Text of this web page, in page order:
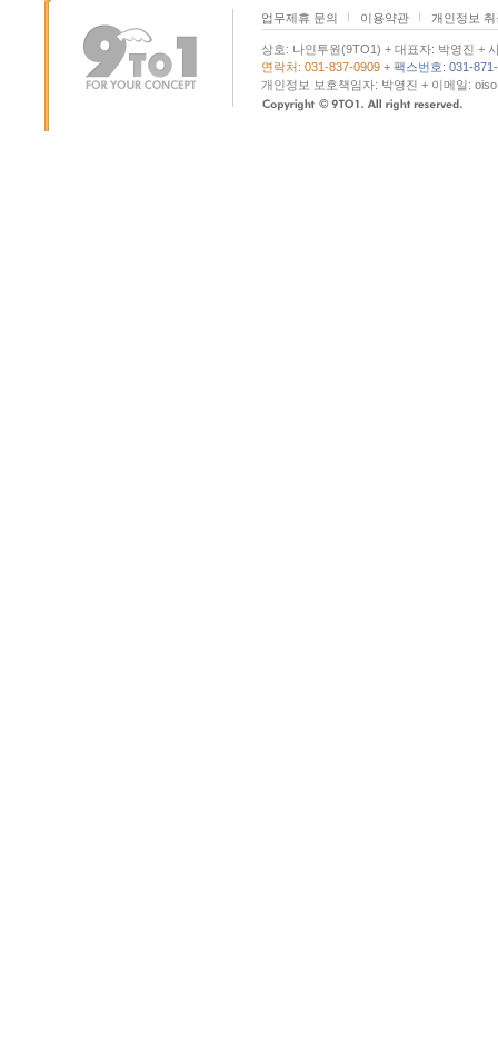
업무제휴 문의 이용약관 개인정보
상호: 나인투원(9TO1) + 대표자: 박영진 +
연락처: 031-837-0909 + 팩스번호: 031-
개인정보 보호책임자: 박영진 + 이메일: